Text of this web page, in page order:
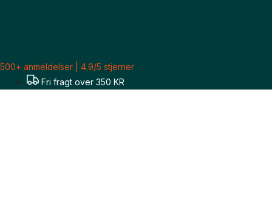
500+ anmeldelser | 4.9/5 stjerner
Fri fragt over 350 KR